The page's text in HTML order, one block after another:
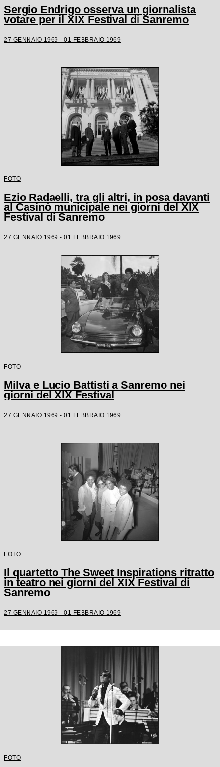
Sergio Endrigo osserva un giornalista
votare per il XIX Festival di Sanremo
27 GENNAIO 1969 - 01 FEBBRAIO 1969
FOTO
Ezio Radaelli, tra gli altri, in posa davanti
al Casinò municipale nei giorni del XIX
Festival di Sanremo
27 GENNAIO 1969 - 01 FEBBRAIO 1969
FOTO
Milva e Lucio Battisti a Sanremo nei
giorni del XIX Festival
27 GENNAIO 1969 - 01 FEBBRAIO 1969
FOTO
Il quartetto The Sweet Inspirations ritratto
in teatro nei giorni del XIX Festival di
Sanremo
27 GENNAIO 1969 - 01 FEBBRAIO 1969
FOTO